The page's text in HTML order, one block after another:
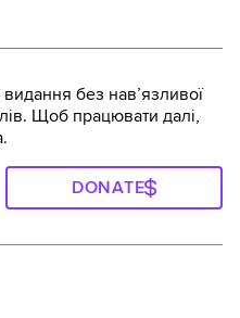
без навʼязливої
Щоб працювати далі,
DONATE